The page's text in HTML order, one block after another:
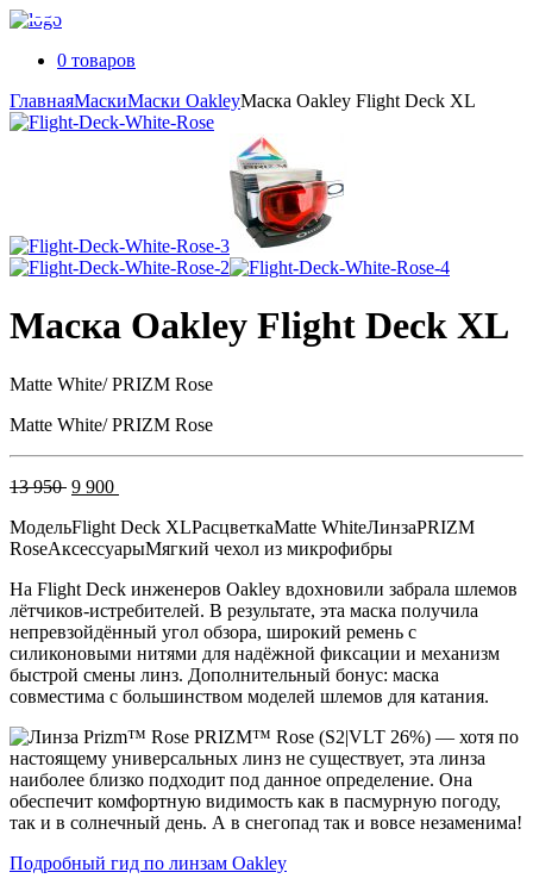
0 товаров
ГлавнаяМаскиМаски OakleyМаска Oakley Flight Deck XL
Маска Oakley Flight Deck XL
Matte White/ PRIZM Rose
Matte White/ PRIZM Rose
13 950 Первоначальная
составляла
13
9 900
9
900 .
МодельFlight Deck XLРасцветкаMatte WhiteЛинзаPRIZM
RoseАксессуарыМягкий чехол из микрофибры
На Flight Deck инженеров Oakley вдохновили забрала шлемов
лётчиков-истребителей. В результате, эта маска получила
непревзойдённый угол обзора, широкий ремень с
силиконовыми нитями для надёжной фиксации и механизм
быстрой смены линз. Дополнительный бонус: маска
совместима с большинством моделей шлемов для катания.
PRIZM™ Rose (S2|VLT 26%) — хотя по
настоящему универсальных линз не существует, эта линза
наиболее близко подходит под данное определение. Она
обеспечит комфортную видимость как в пасмурную погоду,
так и в солнечный день. А в снегопад так и вовсе незаменима!
Подробный гид по линзам Oakley